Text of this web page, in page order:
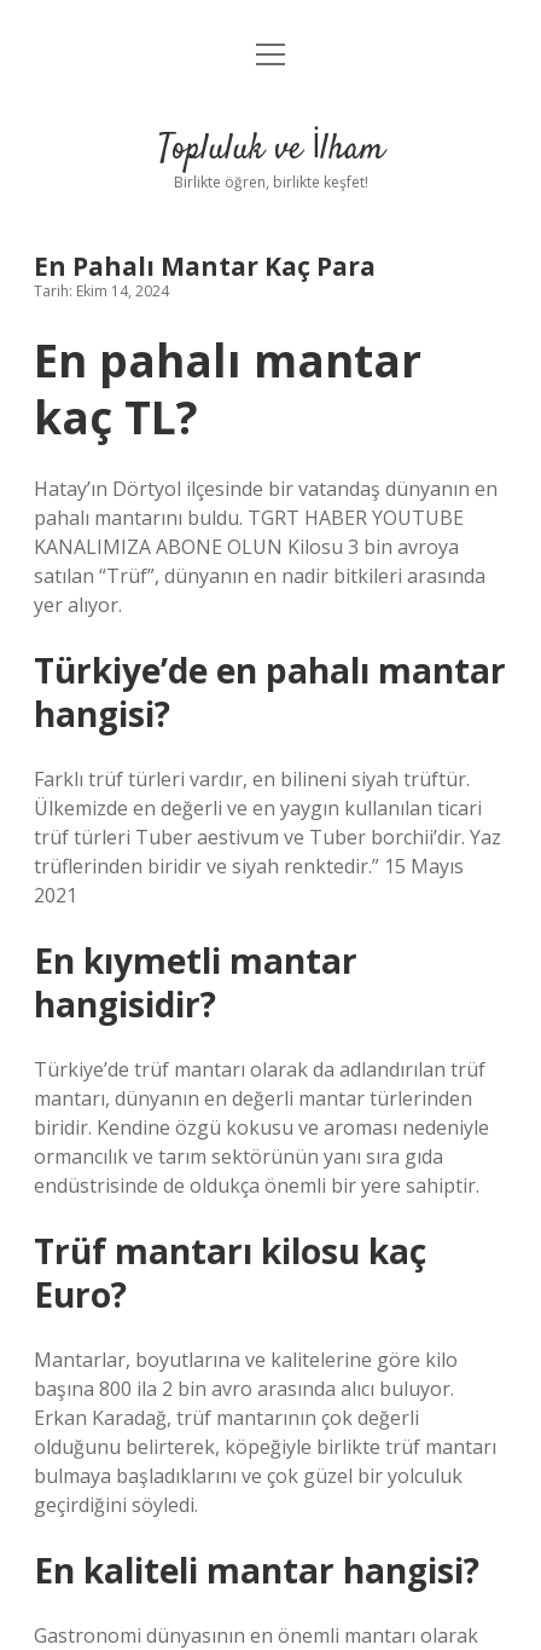
Anasayfa
Yasal Uyarı
menüyü
Topluluk ve İlham
Birlikte öğren, birlikte keşfet!
En Pahalı Mantar Kaç Para
Tarih: Ekim 14, 2024
En pahalı mantar
kaç TL?
Hatay’ın Dörtyol ilçesinde bir vatandaş dünyanın en
pahalı mantarını buldu. TGRT HABER YOUTUBE
KANALIMIZA ABONE OLUN Kilosu 3 bin avroya
satılan “Trüf”, dünyanın en nadir bitkileri arasında
yer alıyor.
Türkiye’de en pahalı mantar
hangisi?
Farklı trüf türleri vardır, en bilineni siyah trüftür.
Ülkemizde en değerli ve en yaygın kullanılan ticari
trüf türleri Tuber aestivum ve Tuber borchii’dir. Yaz
trüflerinden biridir ve siyah renktedir.” 15 Mayıs
2021
En kıymetli mantar
hangisidir?
Türkiye’de trüf mantarı olarak da adlandırılan trüf
mantarı, dünyanın en değerli mantar türlerinden
biridir. Kendine özgü kokusu ve aroması nedeniyle
ormancılık ve tarım sektörünün yanı sıra gıda
endüstrisinde de oldukça önemli bir yere sahiptir.
Trüf mantarı kilosu kaç
Euro?
Mantarlar, boyutlarına ve kalitelerine göre kilo
başına 800 ila 2 bin avro arasında alıcı buluyor.
Erkan Karadağ, trüf mantarının çok değerli
olduğunu belirterek, köpeğiyle birlikte trüf mantarı
bulmaya başladıklarını ve çok güzel bir yolculuk
geçirdiğini söyledi.
En kaliteli mantar hangisi?
Gastronomi dünyasının en önemli mantarı olarak